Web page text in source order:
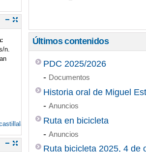
n.
Últimos contenidos
PDC 2025/2026
- Documentos
Historia oral de Miguel
- Anuncios
Ruta en bicicleta
- Anuncios
Ruta bicicleta 2025, 4 de